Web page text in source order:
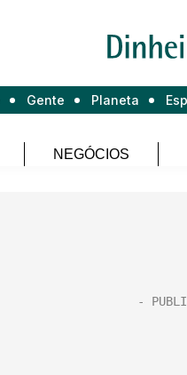
Gente Planeta
NEGÓCIOS